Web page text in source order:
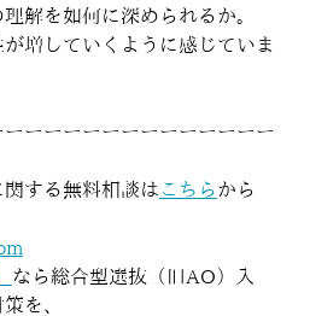
解を如何に深められるか。
増していくように感じていま
ーーーーーーーーーーーーー
する無料相談は こちらから
なら総合型選抜（旧AO）入
を、